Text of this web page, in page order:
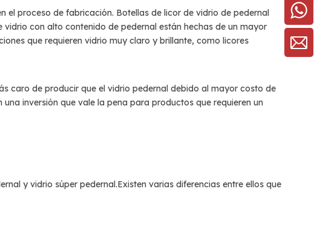
el proceso de fabricación. Botellas de licor de vidrio de pedernal
con alto contenido de pedernal están hechas de un mayor
que requieren vidrio muy claro y brillante, como licores
caro de producir que el vidrio pedernal debido al mayor costo de
inversión que vale la pena para productos que requieren un
y vidrio súper pedernal.Existen varias diferencias entre ellos que